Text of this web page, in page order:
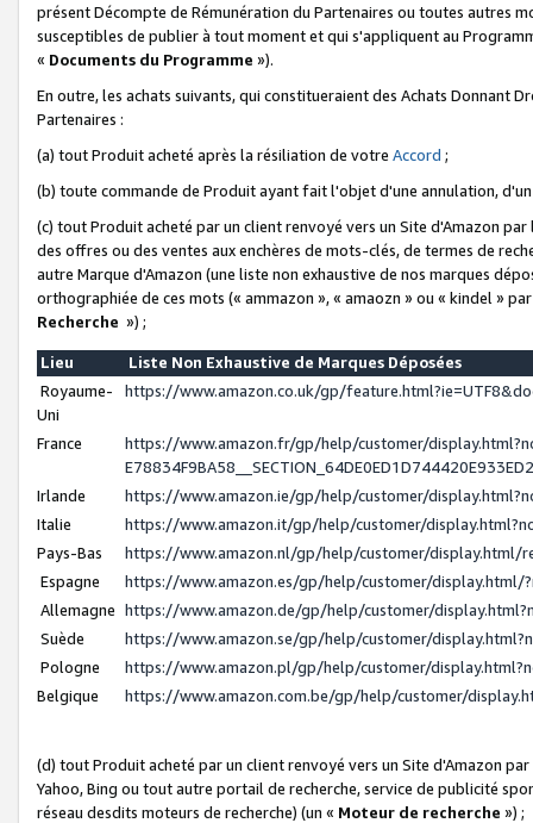
présent Décompte de Rémunération du Partenaires ou toutes autres
susceptibles de publier à tout moment et qui s'appliquent au
« Documents du Programme »).
En outre, les achats suivants, qui constitueraient des Achats Donnant
Partenaires :
(a) tout Produit acheté après la résiliation de votre Accord ;
(b) toute commande de Produit ayant fait l'objet d'une annulation,
(c) tout Produit acheté par un client renvoyé vers un Site d'Amazon
des offres ou des ventes aux enchères de mots-clés, de termes de
autre Marque d'Amazon (une liste non exhaustive de nos marques
orthographiée de ces mots (« ammazon », « amaozn » ou « kindel »
Recherche ») ;
Lieu
Liste Non Exhaustive de Marques Déposées
Royaume-
Uni
https://www.amazon.co.uk/gp/
France
https://www.amazon.fr/gp/help/customer/
Irlande
https://www.amazon.ie/gp/help/customer/
Italie
https://www.amazon.it/gp/help/customer/
Pays-Bas
https://www.amazon.nl/gp/help/customer/display.html/
Espagne
https://www.amazon.es/gp/help/customer/display.html/
Allemagne https://www.amazon.de/gp/help/customer/
Suède
https://www.amazon.se/gp/help/customer/
Pologne
https://www.amazon.pl/gp/help/customer/
Belgique
https://www.amazon.com.be/gp/help/customer/
(d) tout Produit acheté par un client renvoyé vers un Site d'Amazon
Yahoo, Bing ou tout autre portail de recherche, service de publicité
réseau desdits moteurs de recherche) (un « Moteur de recherche ») ;